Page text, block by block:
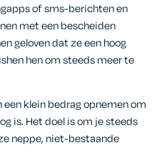
of sms-berichten en
met een bescheiden
geloven dat ze een hoog
hen om steeds meer te
klein bedrag opnemen om
is. Het doel is om je steeds
neppe, niet-bestaande